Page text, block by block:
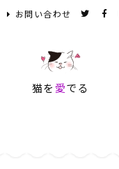
猫を 愛でる
お問い合わせ